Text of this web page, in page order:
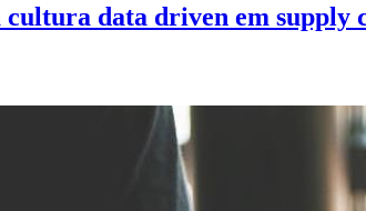
data driven em supply